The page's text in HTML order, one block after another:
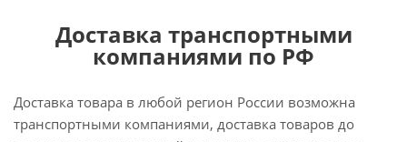
Доставка транспортными
компаниями по РФ
Доставка товара в любой регион России возможна
транспортными компаниями, доставка товаров до